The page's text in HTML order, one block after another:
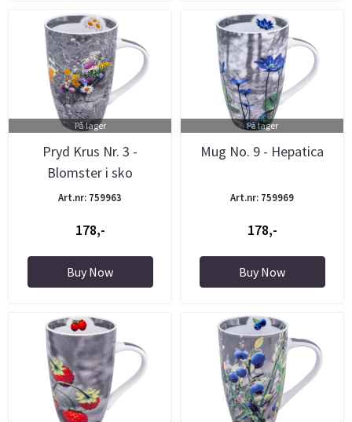
På lager
Pryd Krus Nr. 3 -
Blomster i sko
Art.nr: 759963
178,-
Buy Now
På lager
Mug No. 9 - Hepatica
Art.nr: 759969
178,-
Buy Now